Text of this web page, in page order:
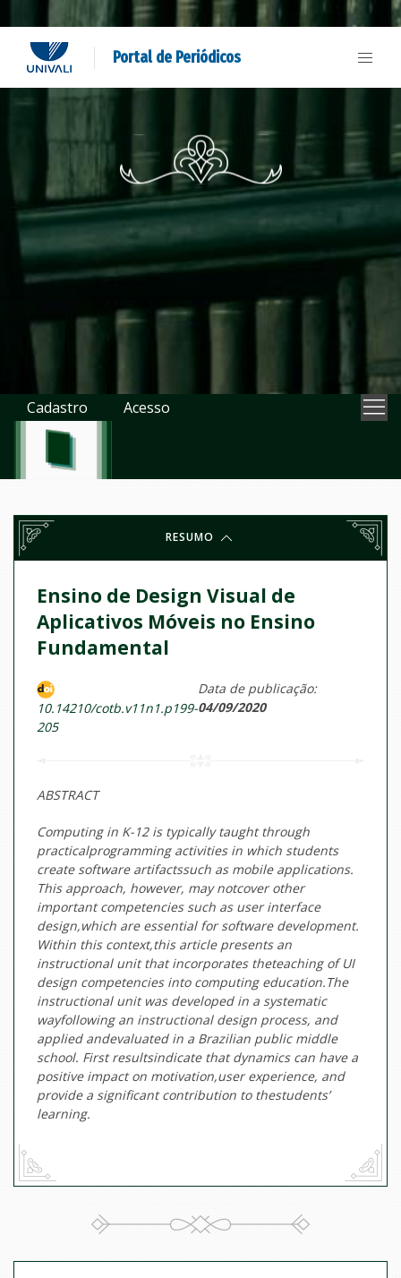
Portal de Periódicos
Cadastro Acesso
RESUMO
Ensino de Design Visual de
Aplicativos Móveis no Ensino
Fundamental
10.14210/cotb.v11n1.p199-
205
Data de publicação:
04/09/2020
ABSTRACT
Computing in K-12 is typically taught through
practicalprogramming activities in which students
create software artifactssuch as mobile applications.
This approach, however, may notcover other
important competencies such as user interface
design,which are essential for software development.
Within this context,this article presents an
instructional unit that incorporates theteaching of UI
design competencies into computing education.The
instructional unit was developed in a systematic
wayfollowing an instructional design process, and
applied andevaluated in a Brazilian public middle
school. First resultsindicate that dynamics can have a
positive impact on motivation,user experience, and
provide a significant contribution to thestudents’
learning.